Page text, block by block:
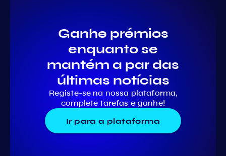
Ganhe prémios
enquanto se
mantém a par das
últimas notícias
Registe-se na nossa plataforma,
complete tarefas e ganhe!
Ir para a plataforma